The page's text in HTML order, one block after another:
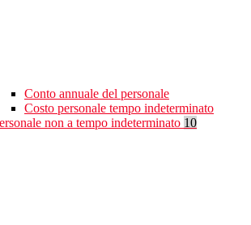
Conto annuale del personale
Costo personale tempo indeterminato
non a tempo indeterminato 10